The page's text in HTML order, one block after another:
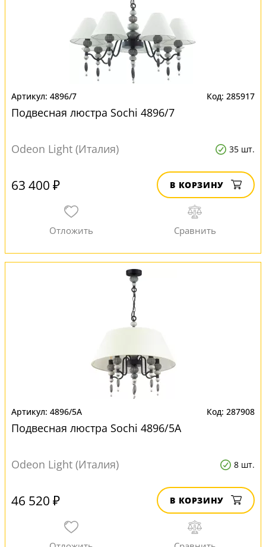
4896/7 285917
Подвесная люстра Sochi 4896/7
Odeon Light (Италия) 35 шт.
63 400 ₽ В КОРЗИНУ
4896/5A 287908
Подвесная люстра Sochi 4896/5A
Odeon Light (Италия) 8 шт.
46 520 ₽ В КОРЗИНУ